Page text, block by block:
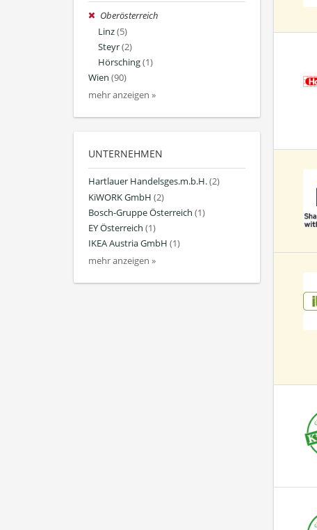
Oberösterreich
Linz(5)
Steyr(2)
Hörsching(1)
Wien (90)
mehr anzeigen »
UNTERNEHMEN
Hartlauer Handelsges.m.b.H.(2)
KiWORK GmbH (2)
Bosch-Gruppe Österreich (1)
EY Österreich (1)
IKEA Austria GmbH (1)
mehr anzeigen »